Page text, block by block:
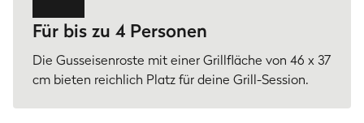
Für bis zu 4 Personen
Die Gusseisenroste mit einer Grillfläche von 46 x 37
cm bieten reichlich Platz für deine Grill-Session.